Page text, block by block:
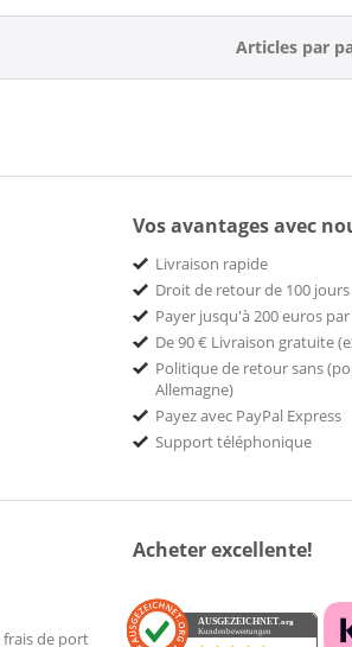
Articles par
Vos avantages avec
Livraison rapide
Droit de retour de 100 jours
Payer jusqu'à 200 euros
De 90 € Livraison gratuite
Politique de retour sans
Allemagne)
Payez avec PayPal Express
Support téléphonique
frais de port
Acheter excellente!
AUSGEZEICHNET .org
Kundenbewertungen